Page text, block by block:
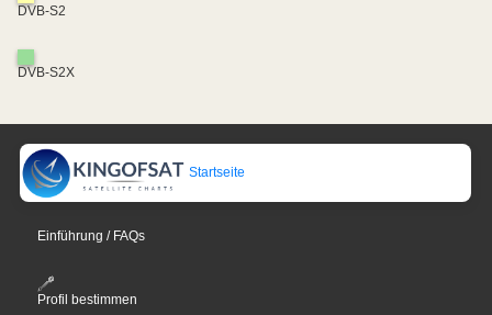
DVB-S2
DVB-S2X
Startseite
Einführung / FAQs
Profil bestimmen